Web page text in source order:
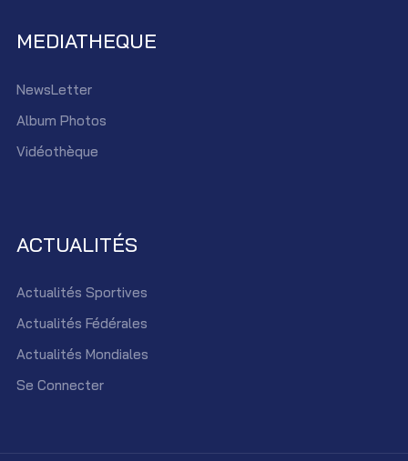
MEDIATHEQUE
NewsLetter
Album Photos
Vidéothèque
ACTUALITÉS
Actualités Sportives
Actualités Fédérales
Actualités Mondiales
Se Connecter